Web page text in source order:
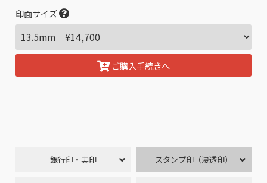
印面サイズ
ご購入手続きへ
銀行印・実印 スタンプ印（浸透印）